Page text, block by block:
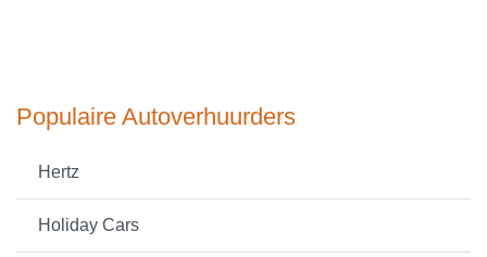
Populaire Autoverhuurders
Hertz
Holiday Cars